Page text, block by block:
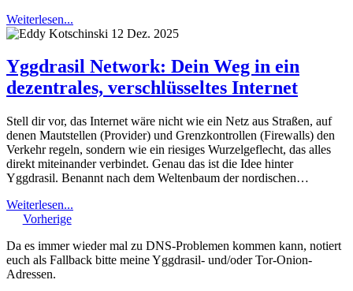
Weiterlesen...
12 Dez. 2025
Yggdrasil Network: Dein Weg in ein
dezentrales, verschlüsseltes Internet
Stell dir vor, das Internet wäre nicht wie ein Netz aus Straßen, auf
denen Mautstellen (Provider) und Grenzkontrollen (Firewalls) den
Verkehr regeln, sondern wie ein riesiges Wurzelgeflecht, das alles
direkt miteinander verbindet. Genau das ist die Idee hinter
Yggdrasil. Benannt nach dem Weltenbaum der nordischen…
Weiterlesen...
Vorherige
Da es immer wieder mal zu DNS-Problemen kommen kann, notiert
euch als Fallback bitte meine Yggdrasil- und/oder Tor-Onion-
Adressen.